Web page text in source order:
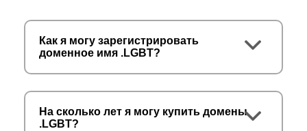
Как я могу зарегистрировать
доменное имя .LGBT?
На сколько лет я могу купить домены
.LGBT?